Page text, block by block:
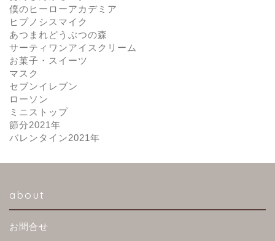
僕のヒーローアカデミア
ヒプノシスマイク
あつまれどうぶつの森
サーティワンアイスクリーム
お菓子・スイーツ
マスク
セブンイレブン
ローソン
ミニストップ
節分2021年
バレンタイン2021年
about
お問合せ